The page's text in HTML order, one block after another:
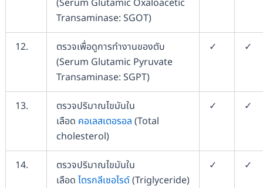
Transaminase: SGOT)
12.
ตรวจเพื่อดูการทำงานของตับ
(Serum Glutamic Pyruvate
Transaminase: SGPT)
✓ ✓
13.
ตรวจปริมาณไขมันใน
เลือด คอเลสเตอรอล (Total
cholesterol)
✓ ✓
14.
ตรวจปริมาณไขมันใน
เลือด ไตรกลีเซอไรด์(Triglyceride)
✓ ✓